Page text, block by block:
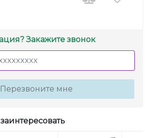
Закажите звонок
Перезвоните мне